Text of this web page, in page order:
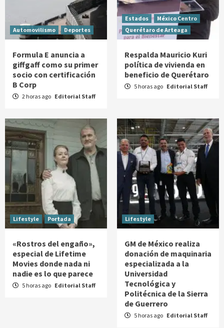
Automovilismo Deportes
Formula E anuncia a
giffgaff como su primer
socio con certificación
B Corp
2 horas ago Editorial Staff
Estados
México Centro
Querétaro de Arteaga
Respalda Mauricio Kuri
política de vivienda en
beneficio de Querétaro
5 horas ago Editorial Staff
Lifestyle Portada
«Rostros del engaño»,
especial de Lifetime
Movies donde nada ni
nadie es lo que parece
5 horas ago Editorial Staff
Lifestyle
GM de México realiza
donación de maquinaria
especializada a la
Universidad
Tecnológica y
Politécnica de la Sierra
de Guerrero
5 horas ago Editorial Staff